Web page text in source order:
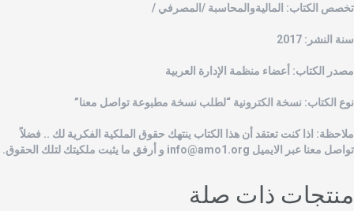
الكتاب: الماليةوالمحاسبة /المصرفي /
النشر: 2017
الكتاب: أعضاء منظمة الإدارة العربية
الكتاب: نسخة الكترونية “لطلب نسخة مطبوعة تواصل معنا”
اذا كنت تعتقد أن هذا الكتاب ينتهك حقوق الملكية الفكرية لك .. فضلاً
معنا عبر الايميل info@amo1.orgو أرفق ما يثبت ملكيتك لتلك الحقوق.
ذات صلة